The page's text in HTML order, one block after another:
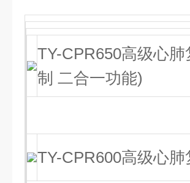
TY-CPR650高级心
制 二合一功能)
TY-CPR600高级心